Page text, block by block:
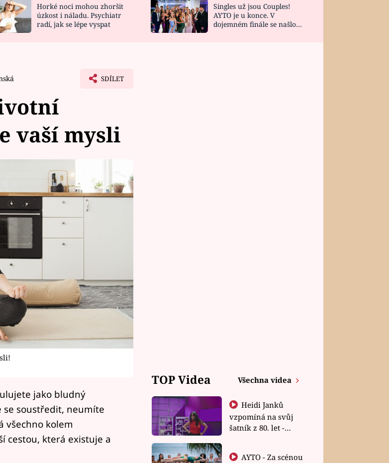
ZAHRADA
DESIGN
Horké noci mohou zhoršit
úzkost i náladu. Psychiatr
radí, jak se lépe vyspat
Singles už jsou Couples!
AYTO je u konce. V
dojemném finále se našlo
SDÍLET
vaší mysli
jako bludný
se soustředit, neumíte
všechno kolem
cestou, která existuje a
TOP Videa Všechna videa
Heidi Janků
vzpomíná na svůj
šatník z 80. let -